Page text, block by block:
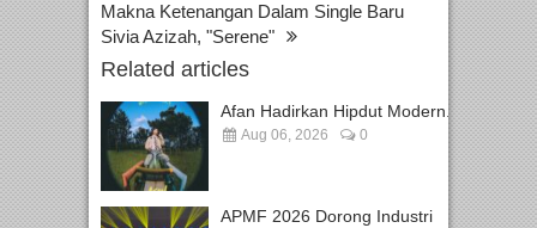
Makna Ketenangan Dalam Single Baru
Sivia Azizah, "Serene"
Related articles
Afan Hadirkan Hipdut Modern...
Aug 06, 2026 0
APMF 2026 Dorong Industri